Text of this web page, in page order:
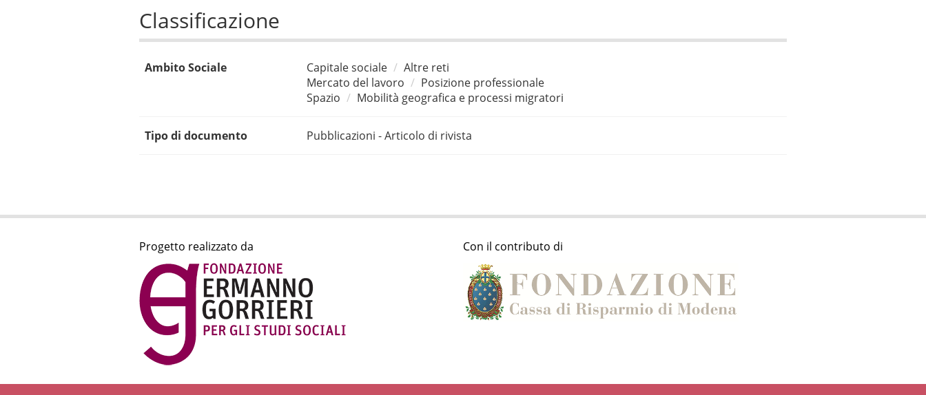
Classificazione
Ambito Sociale Capitale sociale
Altre reti
Mercato del lavoro
Posizione professionale
Spazio
Mobilità geografica e processi migratori
Tipo di documento Pubblicazioni - Articolo di rivista
Progetto realizzato da Con il contributo di